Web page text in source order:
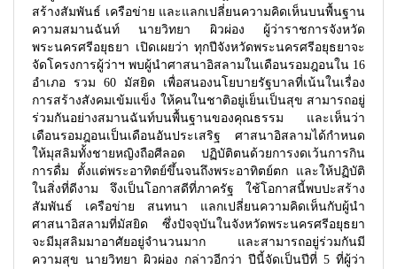
สร้างสัมพันธ์ เครือข่าย และแลกเปลี่ยนความคิดเห็นบนพื้นฐาน
ความสมานฉันท์ นายวิทยา ผิวผ่อง ผู้ว่าราชการจังหวัด
พระนครศรีอยุธยา เปิดเผยว่า ทุกปีจังหวัดพระนครศรีอยุธยาจะ
จัดโครงการผู้ว่าฯ พบผู้นำศาสนาอิสลามในเดือนรอมฎอนใน 16
อำเภอ รวม 60 มัสยิด เพื่อสนองนโยบายรัฐบาลที่เน้นในเรื่อง
การสร้างสังคมเข้มแข็ง ให้คนในชาติอยู่เย็นเป็นสุข สามารถอยู่
ร่วมกันอย่างสมานฉันท์บนพื้นฐานของคุณธรรม และเห็นว่า
เดือนรอมฎอนเป็นเดือนอันประเสริฐ ศาสนาอิสลามได้กำหนด
ให้มุสลิมทั้งชายหญิงถือศีลอด ปฏิบัติตนด้วยการงดเว้นการกิน
การดื่ม ตั้งแต่พระอาทิตย์ขึ้นจนถึงพระอาทิตย์ตก และให้ปฏิบัติ
ในสิ่งที่ดีงาม จึงเป็นโอกาสดีที่ภาครัฐ ใช้โอกาสนี้พบปะสร้าง
สัมพันธ์ เครือข่าย สนทนา แลกเปลี่ยนความคิดเห็นกับผู้นำ
ศาสนาอิสลามที่มัสยิด ซึ่งปัจจุบันในจังหวัดพระนครศรีอยุธยา
จะมีมุสลิมมาอาศัยอยู่จำนวนมาก และสามารถอยู่ร่วมกันมี
ความสุข นายวิทยา ผิวผ่อง กล่าวอีกว่า ปีนี้จัดเป็นปีที่ 5 ที่ผู้ว่า